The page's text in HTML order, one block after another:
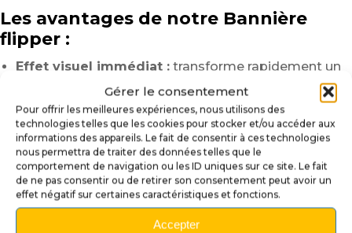
Gérer le consentement
Pour offrir les meilleures expériences, nous utilisons des
technologies telles que les cookies pour stocker et/ou accéder aux
informations des appareils. Le fait de consentir à ces technologies
nous permettra de traiter des données telles que le
comportement de navigation ou les ID uniques sur ce site. Le fait
de ne pas consentir ou de retirer son consentement peut avoir un
effet négatif sur certaines caractéristiques et fonctions.
Accepter
Les avantages de notre Bannière
flipper :
Effet visuel immédiat : transforme rapidement un
mur ou une pièce.
Impression haute définition :couleurs vibrantes et
détails précis.
Décoration immersive : renforce l’univers visuel de
votre gameroom.
Installation rapide :fixation simple grâce aux
œillets métalliques.
rendu propre et professionnel.